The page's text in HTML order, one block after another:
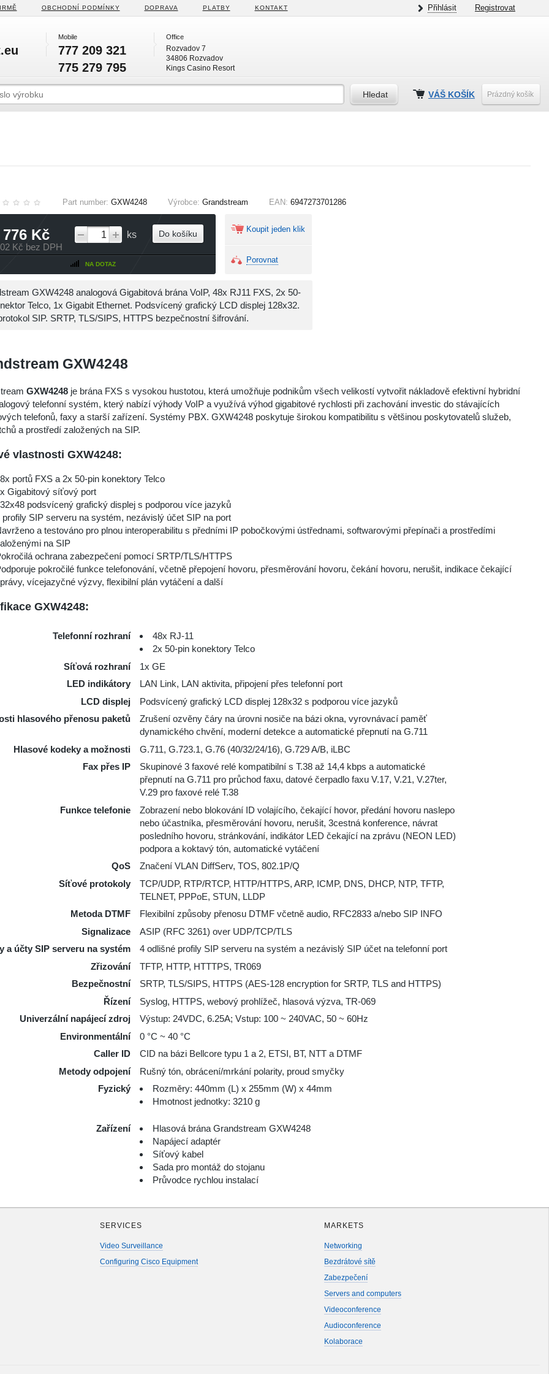
OBCHODNÍ PODMÍNKY DOPRAVA PLATBY KONTAKT Přihlásit Registrovat
Mobile
777 209 321
775 279 795
Office
Rozvadov 7
34806 Rozvadov
Kings Casino Resort
VÁŠ KOŠÍK Prázdný košík
Part number: GXW4248 Výrobce: Grandstream EAN: 6947273701286
776 Kč
Kč bez DPH
ks
NA DOTAZ
Do košíku Koupit jeden klik
Porovnat
GXW4248 analogová Gigabitová brána VoIP, 48x RJ11 FXS, 2x 50-
Telco, 1x Gigabit Ethernet. Podsvícený grafický LCD displej 128x32.
SIP. SRTP, TLS/SIPS, HTTPS bezpečnostní šifrování.
GXW4248
GXW4248 je brána FXS s vysokou hustotou, která umožňuje podnikům všech velikostí vytvořit nákladově efektivní hybridní
telefonní systém, který nabízí výhody VoIP a využívá výhod gigabitové rychlosti při zachování investic do stávajících
telefonů, faxy a starší zařízení. Systémy PBX. GXW4248 poskytuje širokou kompatibilitu s většinou poskytovatelů služeb,
a prostředí založených na SIP.
vlastnosti GXW4248:
portů FXS a 2x 50-pin konektory Telco
Gigabitový síťový port
podsvícený grafický displej s podporou více jazyků
profily SIP serveru na systém, nezávislý účet SIP na port
a testováno pro plnou interoperabilitu s předními IP pobočkovými ústřednami, softwarovými přepínači a prostředími
na SIP
ochrana zabezpečení pomocí SRTP/TLS/HTTPS
pokročilé funkce telefonování, včetně přepojení hovoru, přesměrování hovoru, čekání hovoru, nerušit, indikace čekající
vícejazyčné výzvy, flexibilní plán vytáčení a další
GXW4248:
Telefonní rozhraní
48x RJ-11
2x 50-pin konektory Telco
Síťová rozhraní
1x GE
LED indikátory
LAN Link, LAN aktivita, připojení přes telefonní port
LCD displej
Podsvícený grafický LCD displej 128x32 s podporou více jazyků
hlasového přenosu paketů
Zrušení ozvěny čáry na úrovni nosiče na bázi okna, vyrovnávací paměť
dynamického chvění, moderní detekce a automatické přepnutí na G.711
Hlasové kodeky a možnosti
G.711, G.723.1, G.76 (40/32/24/16), G.729 A/B, iLBC
Fax přes IP
Skupinové 3 faxové relé kompatibilní s T.38 až 14,4 kbps a automatické
přepnutí na G.711 pro průchod faxu, datové čerpadlo faxu V.17, V.21, V.27ter,
V.29 pro faxové relé T.38
Funkce telefonie
Zobrazení nebo blokování ID volajícího, čekající hovor, předání hovoru naslepo
nebo účastníka, přesměrování hovoru, nerušit, 3cestná konference, návrat
posledního hovoru, stránkování, indikátor LED čekající na zprávu (NEON LED)
podpora a koktavý tón, automatické vytáčení
QoS
Značení VLAN DiffServ, TOS, 802.1P/Q
Síťové protokoly
TCP/UDP, RTP/RTCP, HTTP/HTTPS, ARP, ICMP, DNS, DHCP, NTP, TFTP,
TELNET, PPPoE, STUN, LLDP
Metoda DTMF
Flexibilní způsoby přenosu DTMF včetně audio, RFC2833 a/nebo SIP INFO
Signalizace
ASIP (RFC 3261) over UDP/TCP/TLS
a účty SIP serveru na systém
4 odlišné profily SIP serveru na systém a nezávislý SIP účet na telefonní port
Zřizování
TFTP, HTTP, HTTTPS, TR069
Bezpečnostní
SRTP, TLS/SIPS, HTTPS (AES-128 encryption for SRTP, TLS and HTTPS)
Řízení
Syslog, HTTPS, webový prohlížeč, hlasová výzva, TR-069
Univerzální napájecí zdroj
Výstup: 24VDC, 6.25A; Vstup: 100 ~ 240VAC, 50 ~ 60Hz
Environmentální
0 °C ~ 40 °C
Caller ID
CID na bázi Bellcore typu 1 a 2, ETSI, BT, NTT a DTMF
Metody odpojení
Rušný tón, obrácení/mrkání polarity, proud smyčky
Fyzický
Rozměry: 440mm (L) x 255mm (W) x 44mm
Hmotnost jednotky: 3210 g
Zařízení
Hlasová brána Grandstream GXW4248
Napájecí adaptér
Síťový kabel
Sada pro montáž do stojanu
Průvodce rychlou instalací
SERVICES
Video Surveillance
Configuring Cisco Equipment
MARKETS
Networking
Bezdrátové sítě
Zabezpečení
Servers and computers
Videoconference
Audioconference
Kolaborace